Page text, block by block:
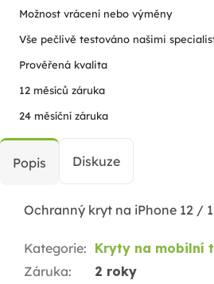
Možnost vrácení nebo výměny
Vše pečlivě testováno našimi
Prověřená kvalita
12 měsíců záruka
24 měsíční záruka
Popis Diskuze
Ochranný kryt na iPhone 12 /
Kategorie: Kryty na mobilní
Záruka:
2 roky